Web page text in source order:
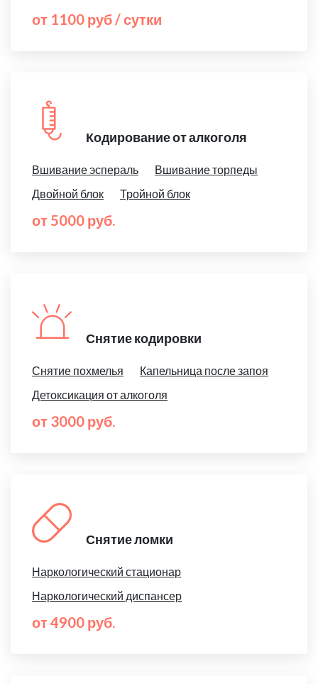
от 1100 руб / сутки
Кодирование от алкоголя
Вшивание эспераль
Вшивание торпеды
Двойной блок
Тройной блок
от 5000 руб.
Снятие кодировки
Снятие похмелья
Капельница после запоя
Детоксикация от алкоголя
от 3000 руб.
Снятие ломки
Наркологический стационар
Наркологический диспансер
от 4900 руб.